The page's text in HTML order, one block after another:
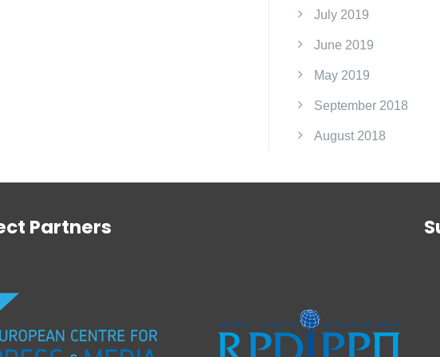
July 2019
June 2019
May 2019
September 2018
August 2018
Partners